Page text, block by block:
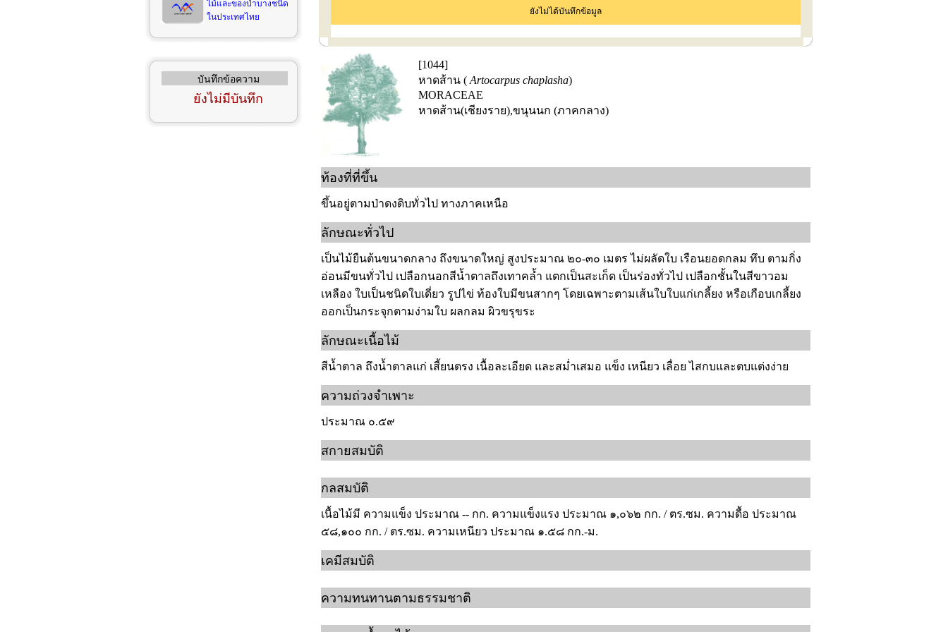
ไม้และของป่าบางชนิด
ในประเทศไทย
บันทึกข้อความ
ยังไม่มีบันทึก
ยังไม่ได้บันทึกข้อมูล
[1044]
หาดส้าน ( Artocarpus chaplasha)
MORACEAE
หาดส้าน(เชียงราย),ขนุนนก (ภาคกลาง)
ท้องที่ที่ขึ้น
ขึ้นอยู่ตามป่าดงดิบทั่วไป ทางภาคเหนือ
ลักษณะทั่วไป
เป็นไม้ยืนต้นขนาดกลาง ถึงขนาดใหญ่ สูงประมาณ ๒๐-๓๐ เมตร ไม่ผลัดใบ เรือนยอดกลม ทึบ ตามกิ่ง
อ่อนมีขนทั่วไป เปลือกนอกสีน้ำตาลถึงเทาคล้ำ แตกเป็นสะเก็ด เป็นร่องทั่วไป เปลือกชั้นในสีขาวอม
เหลือง ใบเป็นชนิดใบเดี่ยว รูปไข่ ท้องใบมีขนสากๆ โดยเฉพาะตามเส้นใบใบแก่เกลี้ยง หรือเกือบเกลี้ยง
ออกเป็นกระจุกตามง่ามใบ ผลกลม ผิวขรุขระ
ลักษณะเนื้อไม้
สีน้ำตาล ถึงน้ำตาลแก่ เสี้ยนตรง เนื้อละเอียด และสม่ำเสมอ แข็ง เหนียว เลื่อย ไสกบและตบแต่งง่าย
ความถ่วงจำเพาะ
ประมาณ ๐.๕๙
สกายสมบัติ
กลสมบัติ
เนื้อไม้มี ความแข็ง ประมาณ -- กก. ความแข็งแรง ประมาณ ๑,๐๖๒ กก. / ตร.ซม. ความดื้อ ประมาณ
๕๘,๑๐๐ กก. / ตร.ซม. ความเหนียว ประมาณ ๑.๕๘ กก.-ม.
เคมีสมบัติ
ความทนทานตามธรรมชาติ